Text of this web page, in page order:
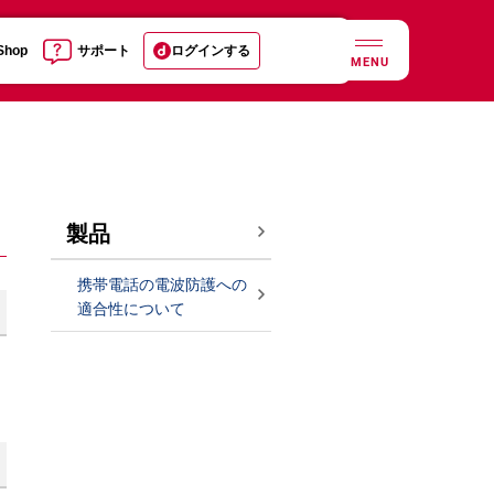
サポート ログインする
MENU
製品
携帯電話の電波防護への
適合性について